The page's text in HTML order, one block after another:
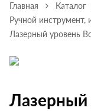
Главная Каталог
Ручной инструмент,
Лазерный уровень
Лазерный